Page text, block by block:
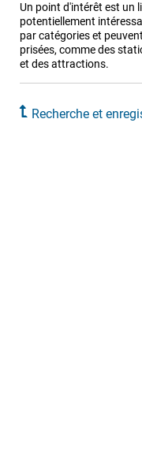
Un point d'intérêt est un
potentiellement
par catégories et
prisées, comme des
et des attractions.
Recherche et